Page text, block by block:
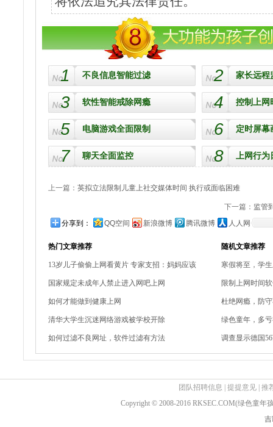
1 不良信息智能过滤 2 家长远程
3 软性智能戒除网瘾 4 控制上网
5 电脑游戏全面限制 6 定时屏幕
7 聊天全面监控 8 上网行为
上一篇： 英拟立法限制儿童上社交媒体时间 执行或面临困难
下一篇： 监管
分享到：
QQ空间 新浪微博 腾讯微博 人人网
热门文章推荐
13岁儿子偷偷上网看黄片 专家支招：妈妈应该
国家规定未成年人禁止进入网吧上网
如何才能做到健康上网
清华大学生沉迷网络游戏被学校开除
如何过滤不良网址，软件过滤有方法
随机文章推荐
寒假将至，学
限制上网时间
杜绝网瘾，防
绿色童年，多
调查显示德国
团队招聘信息 提提意见 推
Copyright © 2008-2016 RKSEC.COM(绿色童年
吉